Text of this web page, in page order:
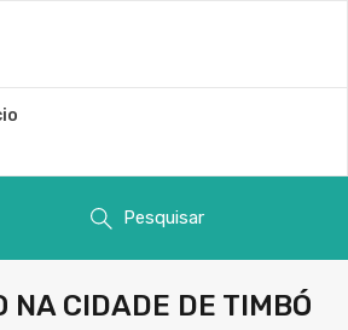
Pesquisar
NA CIDADE DE TIMBÓ